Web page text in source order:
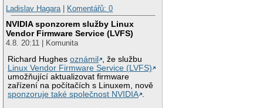
Ladislav Hagara| Komentářů: 0
NVIDIA sponzorem služby Linux
Vendor Firmware Service (LVFS)
4.8. 20:11 | Komunita
Richard Hughesoznámil
, že službu
Linux Vendor Firmware Service (LVFS)
umožňující aktualizovat firmware
zařízení na počítačích s Linuxem, nově
sponzoruje také společnost NVIDIA .